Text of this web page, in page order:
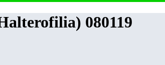
080119